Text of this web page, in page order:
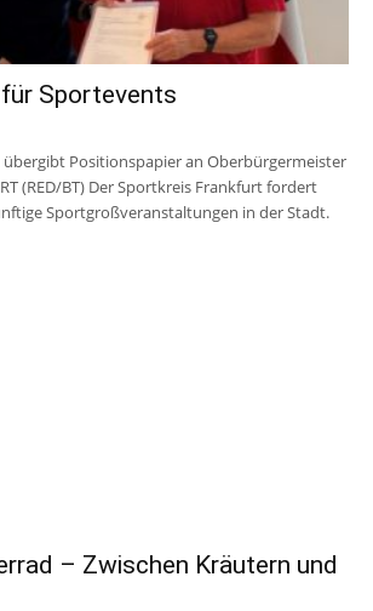
Sportevents
Positionspapier an Oberbürgermeister
(RED/BT) Der Sportkreis Frankfurt fordert
Sportgroßveranstaltungen in der Stadt.
– Zwischen Kräutern und